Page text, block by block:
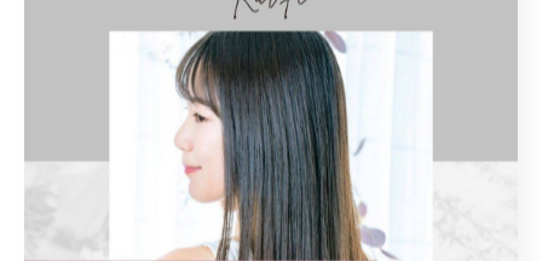
秋色でも傷みにくい美容院の透明感カラー技
秋色でも傷みにくい透明感カラーには、髪内部の補修成
分配合カラー剤の活用が効果的です。その理由は、髪を
補修しながら染めることで色持ちや艶感が向上し、傷み
を感じにくくなるからです。代表的な方法として、トリ